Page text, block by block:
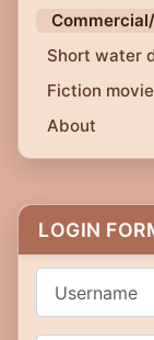
Short water
Fiction
About
LOGIN